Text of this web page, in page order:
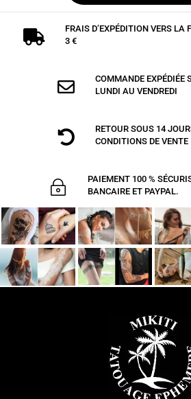

FRAIS D’EXPÉDITION VERS LA
3 €

COMMANDE EXPÉDIÉE
LUNDI AU VENDREDI

RETOUR SOUS 14
CONDITIONS DE VENTE
~
PAIEMENT 100 %
BANCAIRE ET PAYPAL.